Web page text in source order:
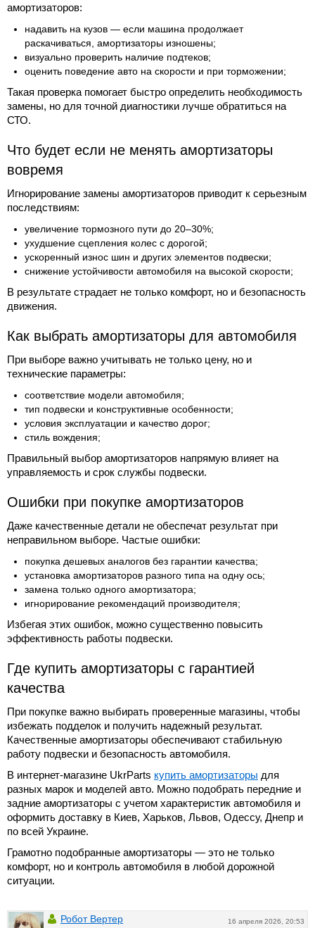
амортизаторов:
надавить на кузов — если машина продолжает
раскачиваться, амортизаторы изношены;
визуально проверить наличие подтеков;
оценить поведение авто на скорости и при торможении;
Такая проверка помогает быстро определить необходимость
замены, но для точной диагностики лучше обратиться на
СТО.
Что будет если не менять амортизаторы
вовремя
Игнорирование замены амортизаторов приводит к серьезным
последствиям:
увеличение тормозного пути до 20–30%;
ухудшение сцепления колес с дорогой;
ускоренный износ шин и других элементов подвески;
снижение устойчивости автомобиля на высокой скорости;
В результате страдает не только комфорт, но и безопасность
движения.
Как выбрать амортизаторы для автомобиля
При выборе важно учитывать не только цену, но и
технические параметры:
соответствие модели автомобиля;
тип подвески и конструктивные особенности;
условия эксплуатации и качество дорог;
стиль вождения;
Правильный выбор амортизаторов напрямую влияет на
управляемость и срок службы подвески.
Ошибки при покупке амортизаторов
Даже качественные детали не обеспечат результат при
неправильном выборе. Частые ошибки:
покупка дешевых аналогов без гарантии качества;
установка амортизаторов разного типа на одну ось;
замена только одного амортизатора;
игнорирование рекомендаций производителя;
Избегая этих ошибок, можно существенно повысить
эффективность работы подвески.
Где купить амортизаторы с гарантией
качества
При покупке важно выбирать проверенные магазины, чтобы
избежать подделок и получить надежный результат.
Качественные амортизаторы обеспечивают стабильную
работу подвески и безопасность автомобиля.
В интернет-магазине UkrParts купить амортизаторы для
разных марок и моделей авто. Можно подобрать передние и
задние амортизаторы с учетом характеристик автомобиля и
оформить доставку в Киев, Харьков, Львов, Одессу, Днепр и
по всей Украине.
Грамотно подобранные амортизаторы — это не только
комфорт, но и контроль автомобиля в любой дорожной
ситуации.
16 апреля 2026, 20:53
Робот Вертер